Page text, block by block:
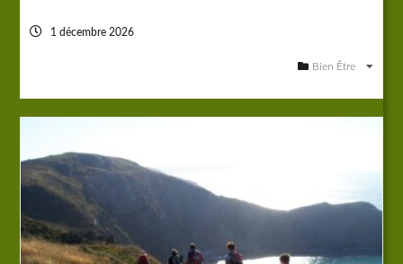
1 décembre 2026
Bien Être